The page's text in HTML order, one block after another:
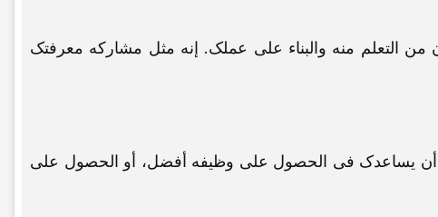
التعلم منه والبناء على عملک. إنه مثل مشارکه معرفتک
أن یساعدک فی الحصول على وظیفه أفضل، أو الحصول على